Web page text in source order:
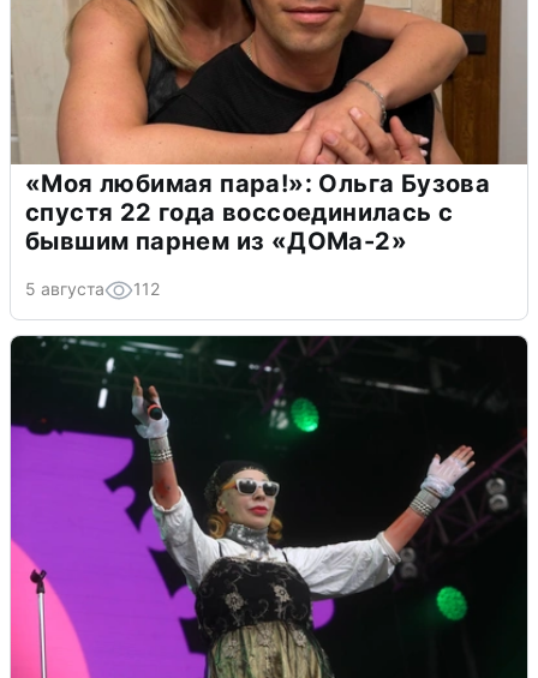
«Моя любимая пара!»: Ольга Бузова
спустя 22 года воссоединилась с
бывшим парнем из «ДОМа-2»
5 августа 112